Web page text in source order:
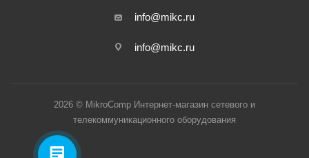
info@mikc.ru
info@mikc.ru
2026 © MikroComp Интернет-магазин сетевого и
телекоммуникационного оборудования